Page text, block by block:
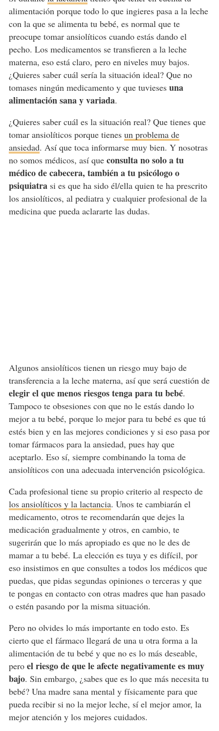
alimentación porque todo lo que ingieres pasa a la leche
con la que se alimenta tu bebé, es normal que te
preocupe tomar ansiolíticos cuando estás dando el
pecho. Los medicamentos se transfieren a la leche
materna, eso está claro, pero en niveles muy bajos.
¿Quieres saber cuál sería la situación ideal? Que no
tomases ningún medicamento y que tuvieses una
alimentación sana y variada.
¿Quieres saber cuál es la situación real? Que tienes que
tomar ansiolíticos porque tienes un problema de
ansiedad. Así que toca informarse muy bien. Y nosotras
no somos médicos, así que consulta no solo a tu
médico de cabecera, también a tu psicólogo o
psiquiatrasi es que ha sido él/ella quien te ha prescrito
los ansiolíticos, al pediatra y cualquier profesional de la
medicina que pueda aclararte las dudas.
Algunos ansiolíticos tienen un riesgo muy bajo de
transferencia a la leche materna, así que será cuestión de
elegir el que menos riesgos tenga para tu bebé.
Tampoco te obsesiones con que no le estás dando lo
mejor a tu bebé, porque lo mejor para tu bebé es que tú
estés bien y en las mejores condiciones y si eso pasa por
tomar fármacos para la ansiedad, pues hay que
aceptarlo. Eso sí, siempre combinando la toma de
ansiolíticos con una adecuada intervención psicológica.
Cada profesional tiene su propio criterio al respecto de
los ansiolíticos y la lactancia. Unos te cambiarán el
medicamento, otros te recomendarán que dejes la
medicación gradualmente y otros, en cambio, te
sugerirán que lo más apropiado es que no le des de
mamar a tu bebé. La elección es tuya y es difícil, por
eso insistimos en que consultes a todos los médicos que
puedas, que pidas segundas opiniones o terceras y que
te pongas en contacto con otras madres que han pasado
o estén pasando por la misma situación.
Pero no olvides lo más importante en todo esto. Es
cierto que el fármaco llegará de una u otra forma a la
alimentación de tu bebé y que no es lo más deseable,
pero el riesgo de que le afecte negativamente es muy
bajo. Sin embargo, ¿sabes que es lo que más necesita tu
bebé? Una madre sana mental y físicamente para que
pueda recibir si no la mejor leche, sí el mejor amor, la
mejor atención y los mejores cuidados.